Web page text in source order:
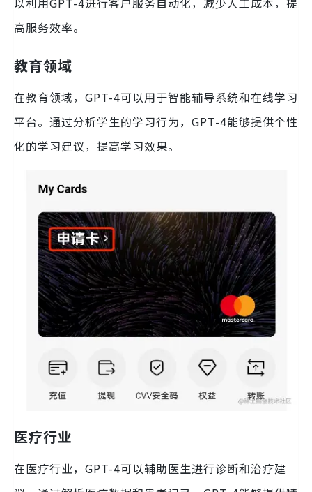
高服务效率。
教育领域
在教育领域，GPT-4可以用于智能辅导系统和在线学习
平台。通过分析学生的学习行为，GPT-4能够提供个性
化的学习建议，提高学习效果。
医疗行业
在医疗行业，GPT-4可以辅助医生进行诊断和治疗建